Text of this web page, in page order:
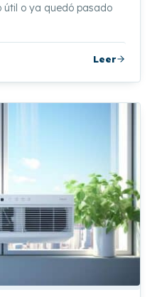
útil o ya quedó pasado
Leer